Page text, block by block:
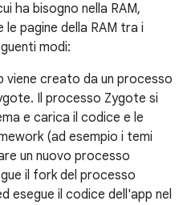
ha bisogno nella RAM,
pagine della RAM tra i
modi:
viene creato da un processo
Il processo Zygote si
e carica il codice e le
(ad esempio i temi
un nuovo processo
il fork del processo
esegue il codice dell'app nel